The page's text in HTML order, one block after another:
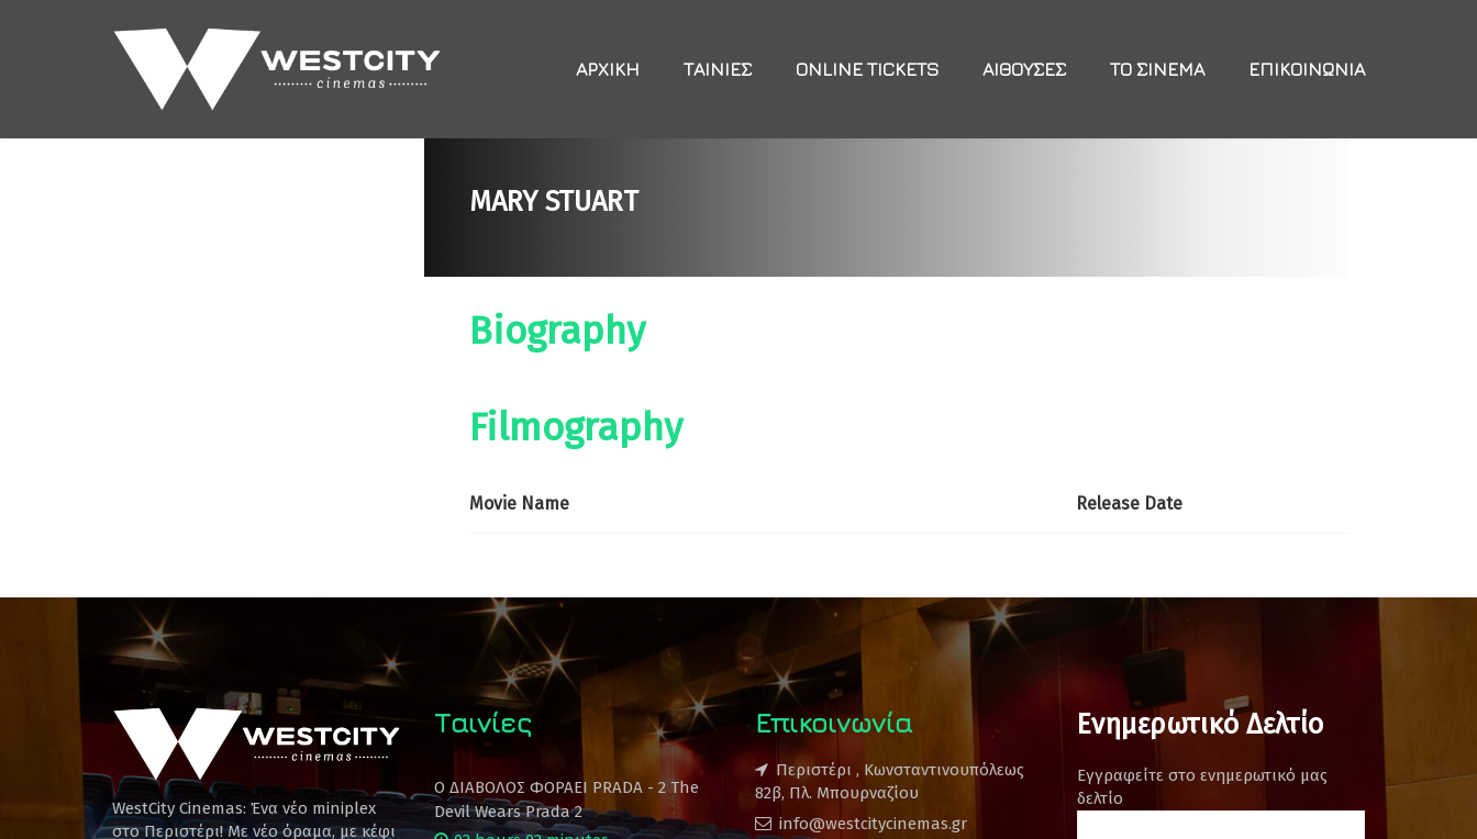
ΑΡΧΙΚΉ ΤΑΙΝΊΕΣ ONLINE TICKETS ΑΊΘΟΥΣΕΣ ΤΟ ΣΙΝΕΜΆ ΕΠΙΚΟΙΝΩΝΊΑ
MARY STUART
Biography
Filmography
Movie Name Release Date
WestCity Cinemas: Ένα νέο miniplex
στο Περιστέρι! Mε νέο όραμα, με κέφι
Ταινίες
Ο ΔΙΑΒΟΛΟΣ ΦΟΡΑΕΙ PRADA - 2 The
Devil Wears Prada 2
Επικοινωνία
Περιστέρι , Κωνσταντινουπόλεως
82β, Πλ. Μπουρναζίου
info@westcitycinemas.gr
Ενημερωτικό Δελτίο
Εγγραφείτε στο ενημερωτικό μας
δελτίο